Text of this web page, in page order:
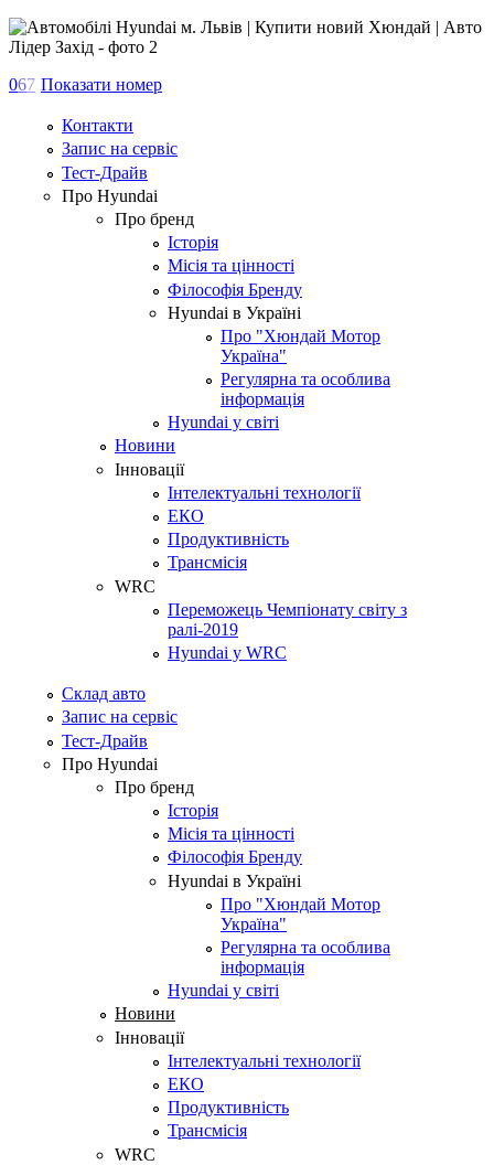
067 Показати номер
Контакти
Запис на сервіс
Тест-Драйв
Про Hyundai
Про бренд
Історія
Місія та цінності
Філософія Бренду
Hyundai в Україні
Про "Хюндай Мотор
Україна"
Регулярна та особлива
інформація
Hyundai у світі
Новини
Інновації
Інтелектуальні технології
ЕКО
Продуктивність
Трансмісія
WRC
Переможець Чемпіонату світу з
ралі-2019
Hyundai у WRC
Склад авто
Запис на сервіс
Тест-Драйв
Про Hyundai
Про бренд
Історія
Місія та цінності
Філософія Бренду
Hyundai в Україні
Про "Хюндай Мотор
Україна"
Регулярна та особлива
інформація
Hyundai у світі
Новини
Інновації
Інтелектуальні технології
ЕКО
Продуктивність
Трансмісія
WRC